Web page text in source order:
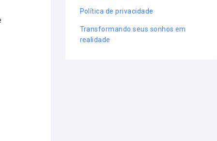
Política de privacidade
Transformando seus sonhos em
realidade